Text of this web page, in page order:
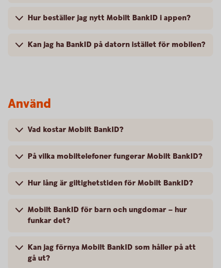
Hur beställer jag nytt Mobilt BankID i appen?
Kan jag ha BankID på datorn istället för mobilen?
Använd
Vad kostar Mobilt BankID?
På vilka mobiltelefoner fungerar Mobilt BankID?
Hur lång är giltighetstiden för Mobilt BankID?
Mobilt BankID för barn och ungdomar – hur
funkar det?
Kan jag förnya Mobilt BankID som håller på att
gå ut?